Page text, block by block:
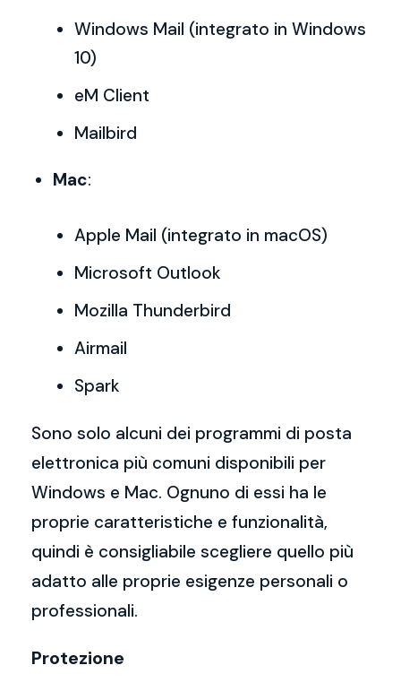
Windows Mail (integrato in Windows
10)
eM Client
Mailbird
Mac:
Apple Mail (integrato in macOS)
Microsoft Outlook
Mozilla Thunderbird
Airmail
Spark
Sono solo alcuni dei programmi di posta
elettronica più comuni disponibili per
Windows e Mac. Ognuno di essi ha le
proprie caratteristiche e funzionalità,
quindi è consigliabile scegliere quello più
adatto alle proprie esigenze personali o
professionali.
Protezione